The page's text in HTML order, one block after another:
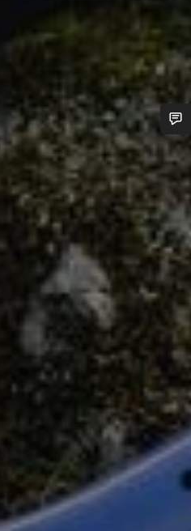
jetzt im Chat zur Verfügung.
starten
Schließen